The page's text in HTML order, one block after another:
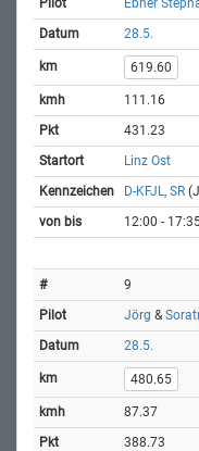
28.5.
619.60
111.16
431.23
Linz Ost
D-KFJL, SR
12:00 -
9
Jörg &
28.5.
480.65
87.37
388.73